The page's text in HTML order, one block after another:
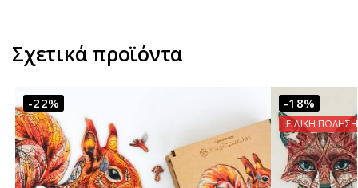
Σχετικά προϊόντα
-22% -18%
ΕΙΔΙΚΗ ΠΩΛΗΣΗ